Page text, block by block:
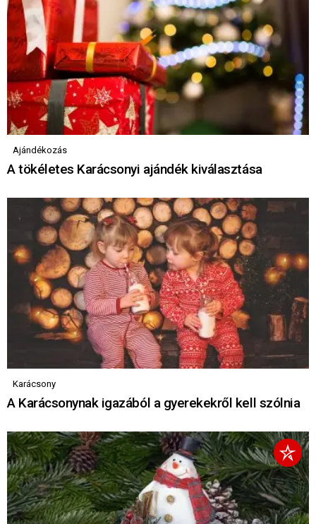
Ajándékozás
A tökéletes Karácsonyi ajándék kiválasztása
Karácsony
A Karácsonynak igazából a gyerekekről kell szólnia